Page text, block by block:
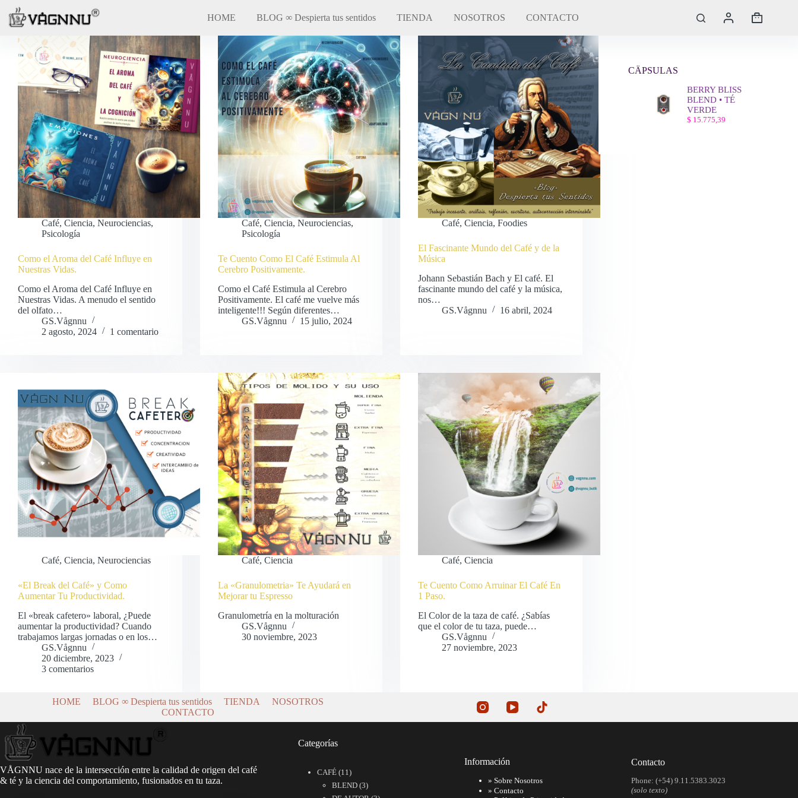
Saltar
contenido
HOME BLOG ∞ Despierta tus sentidos TIENDA NOSOTROS CONTACTO
Carro
Café, Ciencia, Neurociencias,
Psicología
Como el Aroma del Café Influye en
Nuestras Vidas.
Como el Aroma del Café Influye en
Nuestras Vidas. A menudo el sentido
del olfato…
GS.Vågnnu
2 agosto, 2024
1 comentario
Café,Ciencia,Neurociencias,
Psicología
Te Cuento Como El Café Estimula Al
Cerebro Positivamente.
Como el Café Estimula al Cerebro
Positivamente. El café me vuelve más
inteligente!!! Según diferentes…
GS.Vågnnu
15 julio, 2024
Café,Ciencia,Foodies
El Fascinante Mundo del Café y de la
Música
Johann Sebastián Bach y El café. El
fascinante mundo del café y la música,
nos…
GS.Vågnnu
16 abril, 2024
Café, Ciencia, Neurociencias
«El Break del Café» y Como
Aumentar Tu Productividad.
El «break cafetero» laboral, ¿Puede
aumentar la productividad? Cuando
trabajamos largas jornadas o en los…
GS.Vågnnu
20 diciembre, 2023
3 comentarios
Café,Ciencia
La «Granulometria» Te Ayudará en
Mejorar tu Espresso
Granulometría en la molturación
GS.Vågnnu
30 noviembre, 2023
Café,Ciencia
Te Cuento Como Arruinar El Café En
1 Paso.
El Color de la taza de café. ¿Sabías
que el color de tu taza, puede…
GS.Vågnnu
27 noviembre, 2023
CÄPSULAS
BERRY BLISS
BLEND • TÉ
VERDE
$ 15.775,39
HOME BLOG ∞ Despierta tus sentidos TIENDA
NOSOTROS
CONTACTO
VÅGNNU nace de la intersección entre la calidad de origen del café
& té y la ciencia del comportamiento, fusionados en tu taza.
Categorías
CAFÉ 1111
productos
BLEND 33
Información
»Sobre Nosotros
»Contacto
Contacto
Phone: (+54) 9.11.5383.3023
(solo texto)